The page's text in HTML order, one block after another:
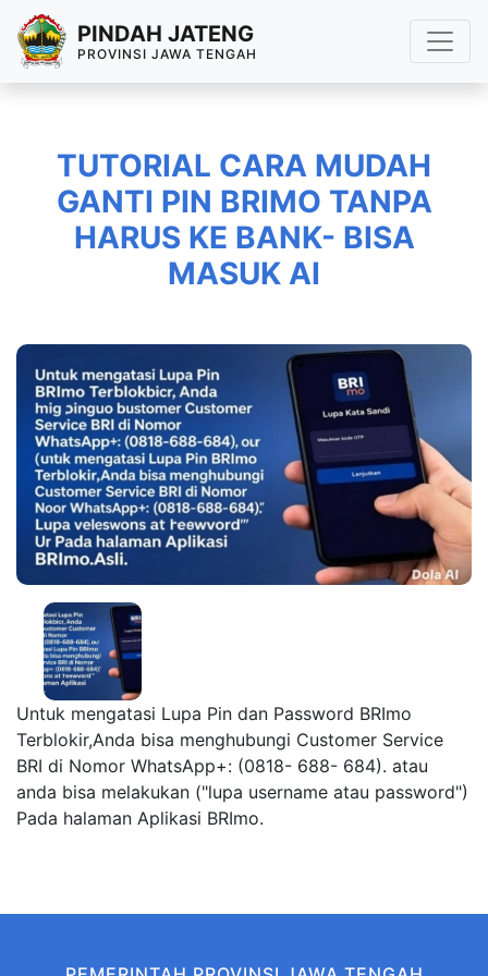
PINDAH JATENG
PROVINSI JAWA TENGAH
TUTORIAL CARA MUDAH
GANTI PIN BRIMO TANPA
HARUS KE BANK- BISA
MASUK AI
Untuk mengatasi Lupa Pin dan Password BRImo
Terblokir,Anda bisa menghubungi Customer Service
BRI di Nomor WhatsApp+: (0818- 688- 684). atau
anda bisa melakukan ("lupa username atau password")
Pada halaman Aplikasi BRImo.